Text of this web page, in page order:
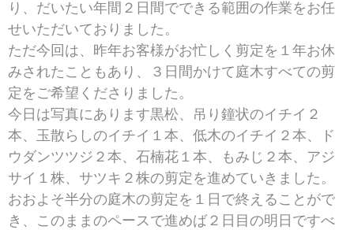
り、だいたい年間２日間でできる範囲の作業をお任
せいただいておりました。
ただ今回は、昨年お客様がお忙しく剪定を１年お休
みされたこともあり、３日間かけて庭木すべての剪
定をご希望くださりました。
今日は写真にあります黒松、吊り鐘状のイチイ２
本、玉散らしのイチイ１本、低木のイチイ２本、ド
ウダンツツジ２本、石楠花１本、もみじ２本、アジ
サイ１株、サツキ２株の剪定を進めていきました。
おおよそ半分の庭木の剪定を１日で終えることがで
き、このままのペースで進めば２日目の明日ですべ